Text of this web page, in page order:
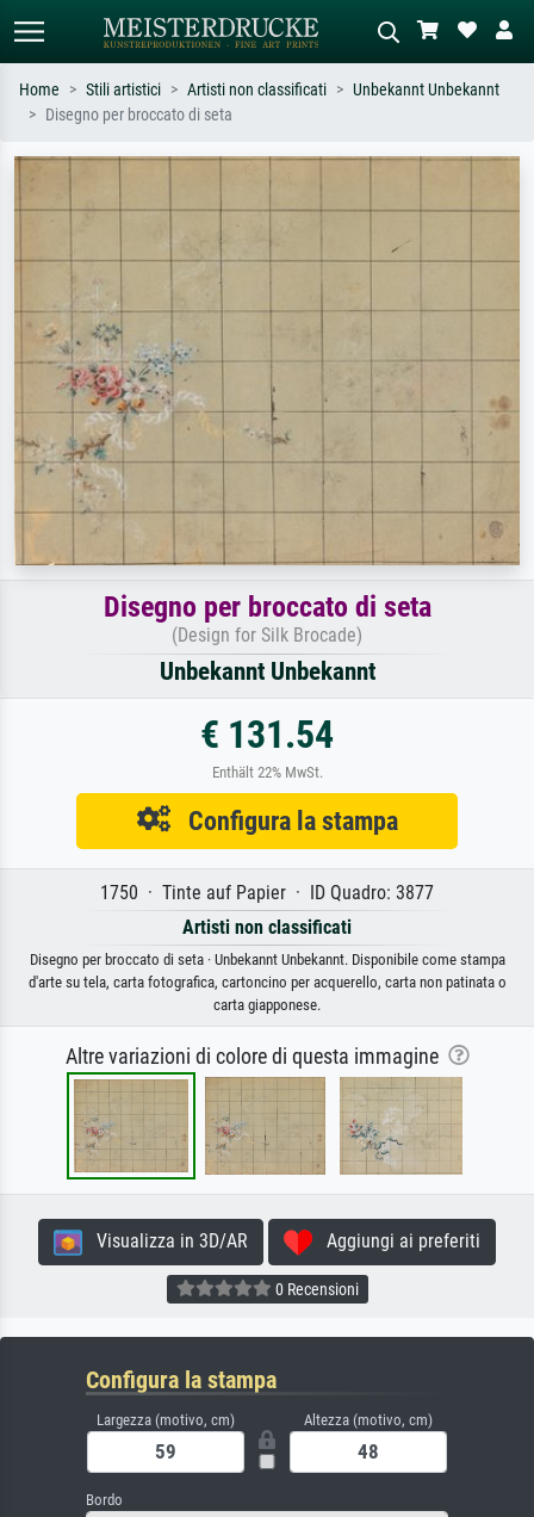
Impressionismo, onda di Hokusai,
albero.
Home Stili artistici Artisti non classificati
Unbekannt Unbekannt
Disegno per broccato di seta
Disegno per broccato di seta
(Design for Silk Brocade)
Unbekannt Unbekannt
€ 131.54
Enthält 22% MwSt.
Configura la stampa
1750 · Tinte auf Papier · ID Quadro: 3877
Artisti non classificati
Disegno per broccato di seta · Unbekannt Unbekannt. Disponibile come stampa
d'arte su tela, carta fotografica, cartoncino per acquerello, carta non patinata o
carta giapponese.
Altre variazioni di colore di questa immagine
Visualizza in 3D/AR Aggiungi ai preferiti
0 Recensioni
Configura la stampa
Largezza (motivo, cm) Altezza (motivo, cm)
Bordo